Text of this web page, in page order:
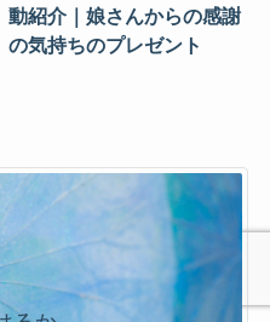
動紹介｜娘さんからの感謝
の気持ちのプレゼント